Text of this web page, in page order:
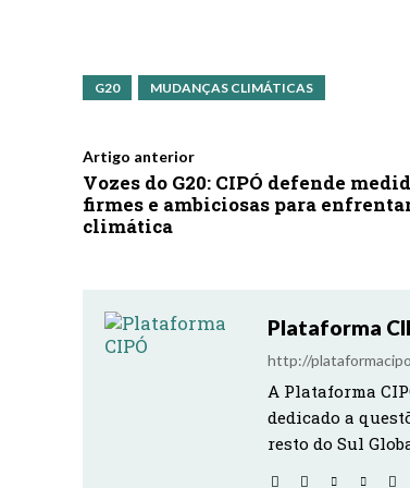
G20 MUDANÇAS CLIMÁTICAS
Artigo anterior
Vozes do G20: CIPÓ defende
firmes e ambiciosas para
climática
Plataforma
http://
A Plataforma
dedicado a
resto do Sul